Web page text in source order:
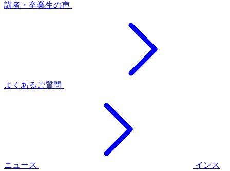
講者・卒業生の声
よくあるご質問
ニュース インス